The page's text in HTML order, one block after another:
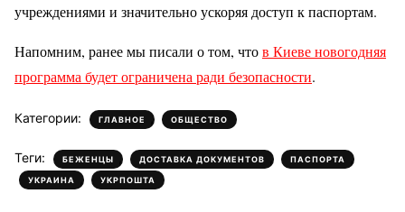
учреждениями и значительно ускоряя доступ к паспортам.
Напомним, ранее мы писали о том, чтов Киеве новогодняя
программа будет ограничена ради безопасности.
Категории: ГЛАВНОЕ , ОБЩЕСТВО
Теги: БЕЖЕНЦЫ , ДОСТАВКА ДОКУМЕНТОВ , ПАСПОРТА ,
УКРАИНА , УКРПОШТА